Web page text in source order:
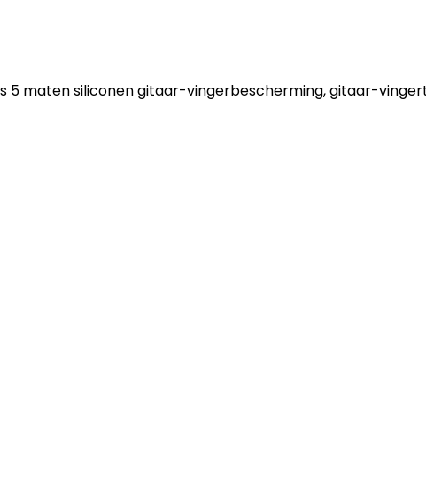
5 maten siliconen gitaar-vingerbescherming, gitaar-